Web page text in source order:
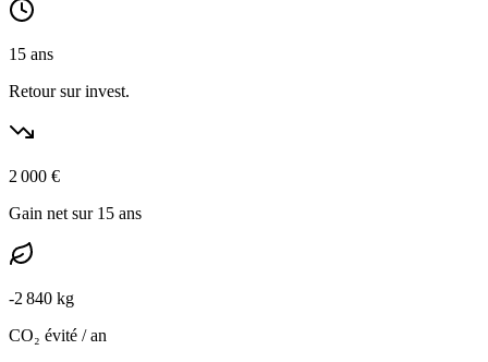
15 ans
Retour sur invest.
2 000 €
Gain net sur 15 ans
-2 840 kg
CO₂ évité / an